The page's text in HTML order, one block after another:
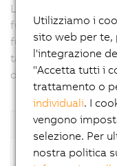
La combinazione di
funzione fornisce
funzioni di uso
tasti pre-
dallo stato della
Display
Utilizziamo i
sito web per te,
l'integrazione
"Accetta tutti i
trattamento o
individuali. I
vengono
selezione. Per
nostra politica